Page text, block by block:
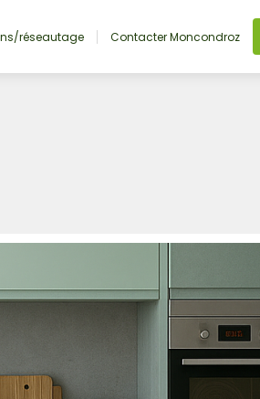
réseautage Contacter Moncondroz